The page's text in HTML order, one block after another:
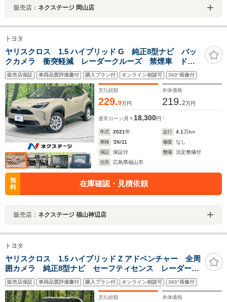
販売店： ネクステージ 岡山店
トヨタ
ヤリスクロス 1.5 ハイブリッド G 純正8型ナビ バッ
クカメラ 衝突軽減 レーダークルーズ 禁煙車 ドラ
レコ スマートキー LEDヘッド コーナーセンサー
ナビ連動ETC 純正16インチアルミ オートハイビー
ム 車線逸脱警報
販売店保証 車両品質評価書付 購入プラン付 オンライン相談可 360°画像付
支払総額
229.9万円
本体価格
219.2万円
通常ローン 月々 18,300円
年式 2021年 走行 4.1万km
車検
'26/11 修復
なし
保証
保証付 整備
法定整備付
住所
広島県福山市
無
料
在庫確認・見積依頼
販売店： ネクステージ 福山神辺店
トヨタ
ヤリスクロス 1.5 ハイブリッド Z アドベンチャー 全周
囲カメラ 純正8型ナビ セーフティセンス レーダーク
ルーズ ブラインドスポット Bluetooth ETC ドラレ
コ LEDランプ 純正18インチアルミ ハーフレザーシ
ート シートヒーター
販売店保証 車両品質評価書付 購入プラン付 オンライン相談可 360°画像付
支払総額 本体価格